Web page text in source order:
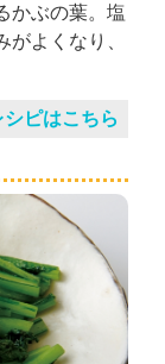
かぶの葉。塩
よくなり、
ピはこちら